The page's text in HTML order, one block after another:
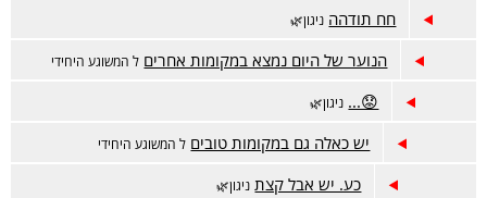
חח תודהה ניגון🌿
הנוער של היום נמצא במקומות אחרים ל המשוגע היחידי
😟... ניגון🌿
יש כאלה גם במקומות טובים ל המשוגע היחידי
כע. יש אבל קצת ניגון🌿